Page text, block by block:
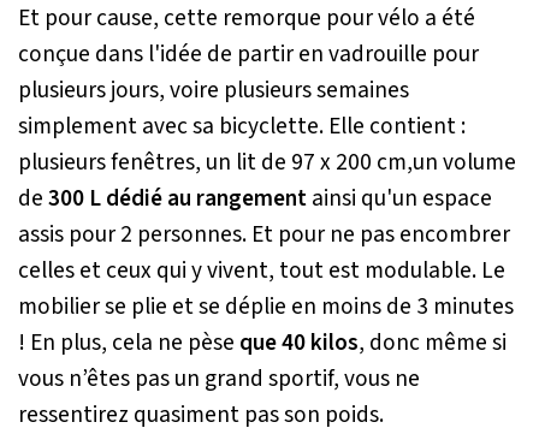
Et pour cause, cette remorque pour vélo a été
conçue dans l'idée de partir en vadrouille pour
plusieurs jours, voire plusieurs semaines
simplement avec sa bicyclette. Elle contient :
plusieurs fenêtres, un lit de 97 x 200 cm,un volume
de300 L dédié au rangementainsi qu'un espace
assis pour 2 personnes. Et pour ne pas encombrer
celles et ceux qui y vivent, tout est modulable. Le
mobilier se plie et se déplie en moins de 3 minutes
! En plus, cela ne pèse que 40 kilos, donc même si
vous n’êtes pas un grand sportif, vous ne
ressentirez quasiment pas son poids.